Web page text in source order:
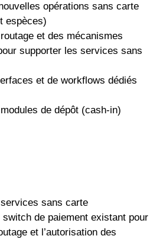
opérations sans carte
espèces)
et des mécanismes
supporter les services sans
et de workflows dédiés
de dépôt (cash-in)
sans carte
switch de paiement existant pour
et l’autorisation des